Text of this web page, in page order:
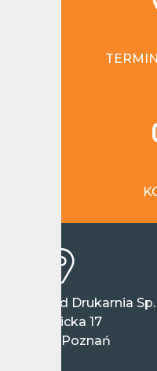
Wieland Drukarnia
ul. Ziębicka 17
60-164 Poznań